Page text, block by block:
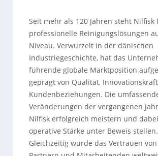
Seit mehr als 120 Jahren steht Nilfisk
professionelle Reinigungslösungen
Niveau. Verwurzelt in der dänischen
Industriegeschichte, hat das
führende globale Marktposition
geprägt von Qualität,
Kundenbeziehungen. Die
Veränderungen der vergangenen
Nilfisk erfolgreich meistern und
operative Stärke unter Beweis stellen.
Gleichzeitig wurde das Vertrauen